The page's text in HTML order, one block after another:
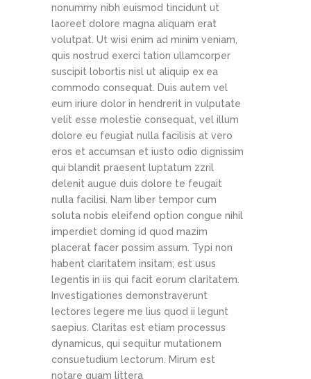
nonummy nibh euismod tincidunt ut
laoreet dolore magna aliquam erat
volutpat. Ut wisi enim ad minim veniam,
quis nostrud exerci tation ullamcorper
suscipit lobortis nisl ut aliquip ex ea
commodo consequat. Duis autem vel
eum iriure dolor in hendrerit in vulputate
velit esse molestie consequat, vel illum
dolore eu feugiat nulla facilisis at vero
eros et accumsan et iusto odio dignissim
qui blandit praesent luptatum zzril
delenit augue duis dolore te feugait
nulla facilisi. Nam liber tempor cum
soluta nobis eleifend option congue nihil
imperdiet doming id quod mazim
placerat facer possim assum. Typi non
habent claritatem insitam; est usus
legentis in iis qui facit eorum claritatem.
Investigationes demonstraverunt
lectores legere me lius quod ii legunt
saepius. Claritas est etiam processus
dynamicus, qui sequitur mutationem
consuetudium lectorum. Mirum est
notare quam littera